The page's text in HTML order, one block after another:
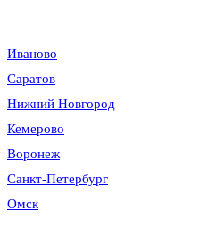
Иваново
Саратов
Нижний Новгород
Кемерово
Воронеж
Санкт-Петербург
Омск